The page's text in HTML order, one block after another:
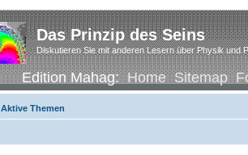
Das Prinzip des Seins
Diskutieren Sie mit anderen Lesern über Physik und
Edition Mahag:Home Sitemap
Aktive Themen